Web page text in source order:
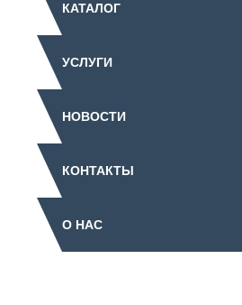
КАТАЛОГ
УСЛУГИ
НОВОСТИ
КОНТАКТЫ
О НАС